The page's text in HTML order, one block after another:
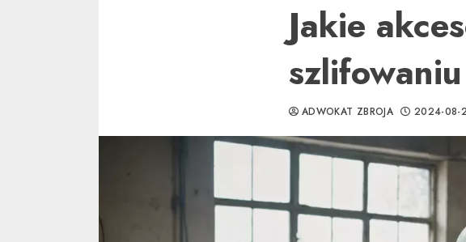
Jakie
ADWOKAT ZBROJA 2024-08-